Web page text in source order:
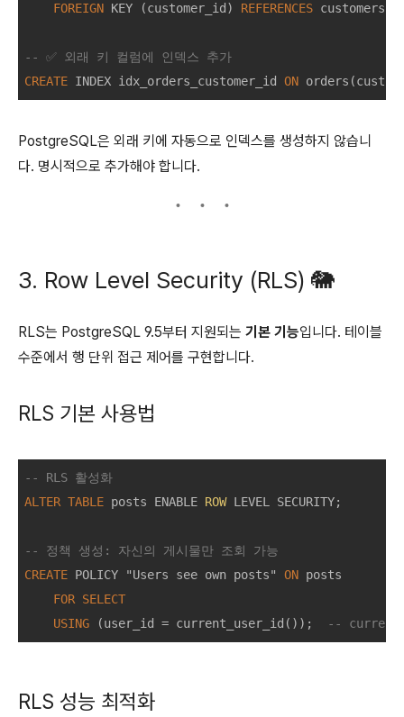
FOREIGN KEY (customer_id) REFERENCES
-- ✅ 외래 키 컬럼에 인덱스 추가
CREATE INDEX idx_orders_customer_id ON
PostgreSQL은 외래 키에 자동으로 인덱스를 생성하지 않습니
다. 명시적으로 추가해야 합니다.
3. Row Level Security (RLS) 🐘
RLS는 PostgreSQL 9.5부터 지원되는 기본 기능입니다. 테이블
수준에서 행 단위 접근 제어를 구현합니다.
RLS 기본 사용법
-- RLS 활성화
ALTER TABLE posts ENABLE ROW LEVEL SECURITY;
-- 정책 생성: 자신의 게시물만 조회 가능
CREATE POLICY "Users see own posts" ON posts
FOR SELECT
USING (user_id = current_user_id()); --
RLS 성능 최적화